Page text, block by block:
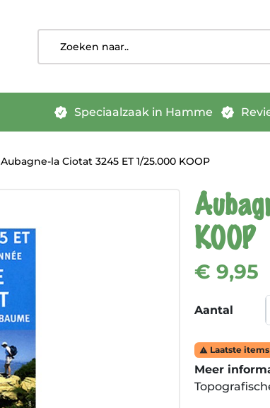
Speciaalzaak in Hamme
Aubagne-la Ciotat 3245 ET 1/25.000 KOOP
KOOP
€ 9,95
Aantal
 Laatste
Meer